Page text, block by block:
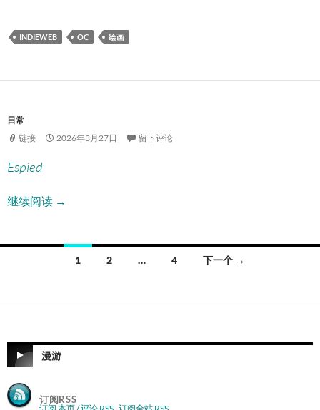
INDIEWEB OC 绘画
日常
链接
2026年3月27日 留下评论
Espied
继续阅读2026-03 收藏
→
导
1 2 … 4 下一个 →
漫游
订阅RSS